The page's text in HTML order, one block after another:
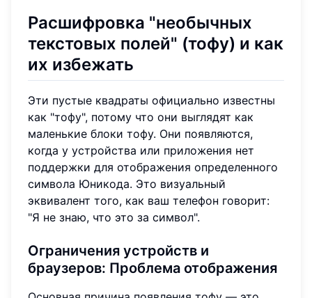
Расшифровка "необычных
текстовых полей" (тофу) и как
их избежать
Эти пустые квадраты официально известны
как "тофу", потому что они выглядят как
маленькие блоки тофу. Они появляются,
когда у устройства или приложения нет
поддержки для отображения определенного
символа Юникода. Это визуальный
эквивалент того, как ваш телефон говорит:
"Я не знаю, что это за символ".
Ограничения устройств и
браузеров: Проблема отображения